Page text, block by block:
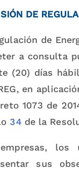
DE
de
a consulta
(20) días
en
1073 de
34de la
los
sus